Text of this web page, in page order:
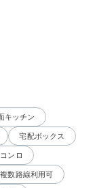
キッチン
宅配ボックス
ンロ
複数路線利用可